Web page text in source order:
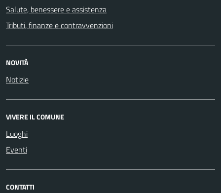
Salute, benessere e assistenza
Tributi, finanze e contravvenzioni
NOVITÀ
Notizie
VIVERE IL COMUNE
Luoghi
Eventi
CONTATTI